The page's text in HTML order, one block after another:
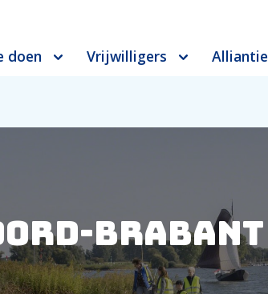
doen Vrijwilligers Alliantie
Brabant